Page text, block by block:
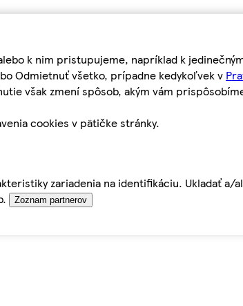
k nim pristupujeme, napríklad k
Odmietnuť všetko, prípadne kedykoľvek v
však zmení spôsob, akým vám
cookies v pätičke stránky.
zariadenia na identifikáciu. Ukladať
Zoznam partnerov